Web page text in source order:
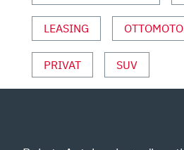
LEASING
PRIVAT SUV